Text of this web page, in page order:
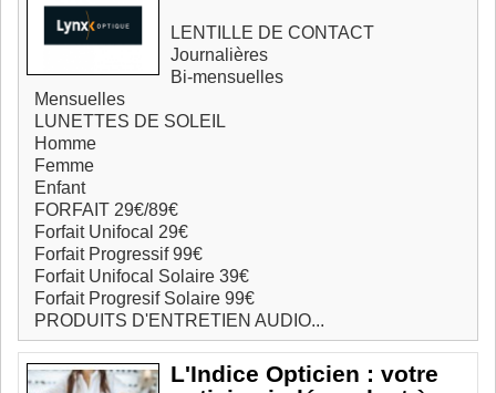
LENTILLE DE CONTACT
Journalières
Bi-mensuelles
Mensuelles
LUNETTES DE SOLEIL
Homme
Femme
Enfant
FORFAIT 29€/89€
Forfait Unifocal 29€
Forfait Progressif 99€
Forfait Unifocal Solaire 39€
Forfait Progresif Solaire 99€
PRODUITS D'ENTRETIEN AUDIO...
L'Indice Opticien : votre